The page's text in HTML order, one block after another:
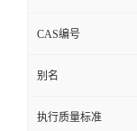
CAS编号
别名
执行质量标准